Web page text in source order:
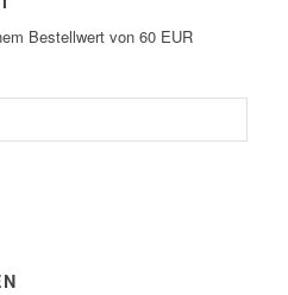
Bestellwert von 60 EUR